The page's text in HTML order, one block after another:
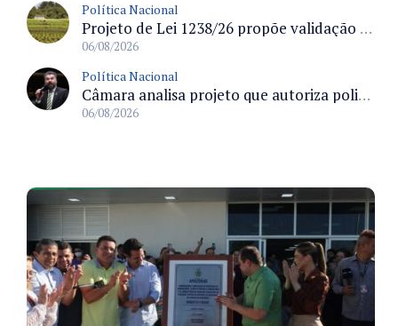
Política Nacional
Projeto de Lei 1238/26 propõe validação automática do Cadastro Ambiental Rural para imóveis de até quatro módulos fiscais
06/08/2026
Política Nacional
Câmara analisa projeto que autoriza policiais civis embarcarem armados em aeronaves civis mediante regras
06/08/2026